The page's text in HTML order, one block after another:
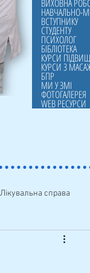
ВИХОВНА
НАВЧАЛЬНО-
ВСТУПНИКУ
СТУДЕНТУ
ПСИХОЛОГ
БІБЛІОТЕКА
КУРСИ
КУРСИ З
БПР
МИ У ЗМІ
ФОТОГАЛЕРЕЯ
WEB РЕСУРСИ
Лікувальна справа
БПР